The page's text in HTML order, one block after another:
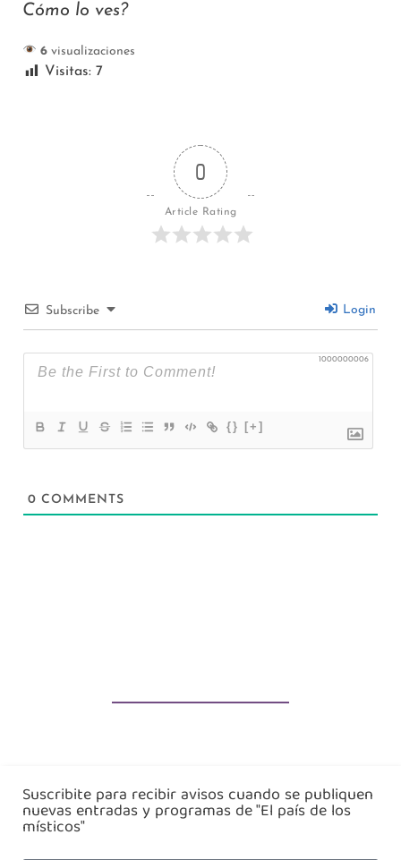
Cómo lo ves?
6visualizaciones
Visitas: 7
0
Article Rating
Subscribe Login
1000000006
{} [+]
0 COMMENTS
Suscribite para recibir avisos cuando se publiquen
nuevas entradas y programas de "El país de los
místicos"